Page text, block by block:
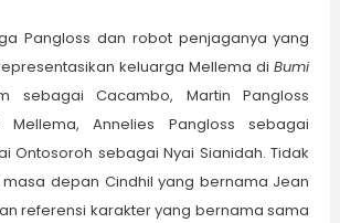
Pangloss dan robot penjaganya yang
keluarga Mellema diBumi
sebagai Cacambo, Martin Pangloss
Mellema, Annelies Pangloss sebagai
Ontosoroh sebagai Nyai Sianidah. Tidak
depan Cindhil yang bernama Jean
referensi karakter yang bernama sama